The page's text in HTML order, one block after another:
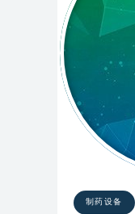
制药设备